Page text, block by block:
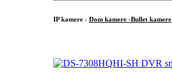
IP kamere - Dom kamere -Bullet kamere